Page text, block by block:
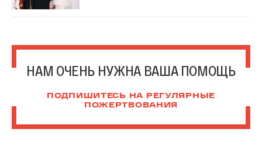
НАМ ОЧЕНЬ НУЖНА ВАША ПОМОЩЬ
ПОДПИШИТЕСЬ НА РЕГУЛЯРНЫЕ
ПОЖЕРТВОВАНИЯ